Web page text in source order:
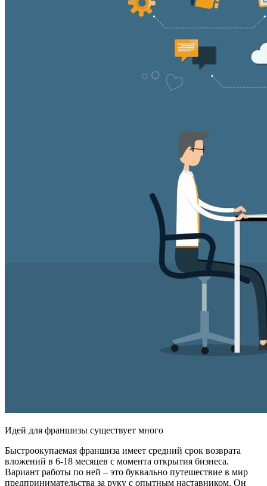
Идей для франшизы существует много
Быстроокупаемая франшиза имеет средний срок возврата
вложений в 6-18 месяцев с момента открытия бизнеса.
Вариант работы по ней – это буквально путешествие в мир
предпринимательства за руку с опытным наставником. Он